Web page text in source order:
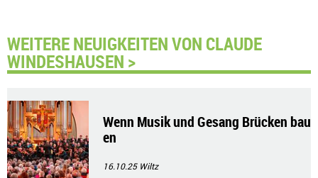
WEITERE NEUIGKEITEN VON CLAUDE
WINDESHAUSEN >
Wenn Musik und Gesang Brücken bau
en
16.10.25 Wiltz